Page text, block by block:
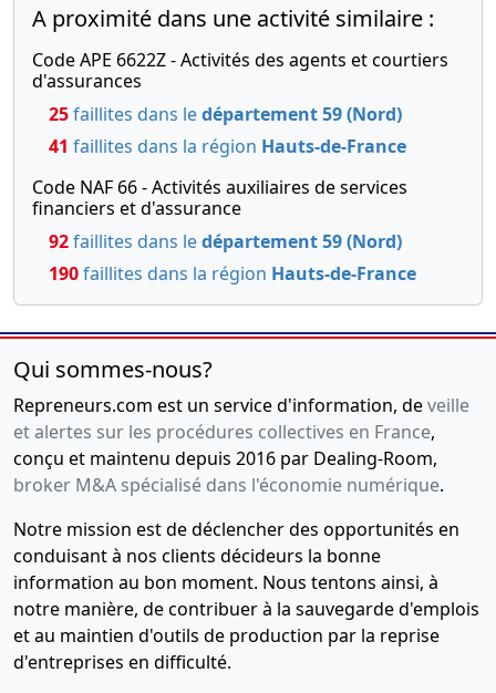
A proximité dans une activité similaire :
Code APE 6622Z - Activités des agents et courtiers
d'assurances
25faillites dans ledépartement 59 (Nord)
41 faillites dans la région Hauts-de-France
Code NAF 66 - Activités auxiliaires de services
financiers et d'assurance
92faillites dans ledépartement 59 (Nord)
190faillites dans la région Hauts-de-France
Qui sommes-nous?
Repreneurs.com est un service d'information, deveille
et alertes sur les procédures collectives en France,
conçu et maintenu depuis 2016 par Dealing-Room,
broker M&A spécialisé dans l'économie numérique.
Notre mission est de déclencher des opportunités en
conduisant à nos clients décideurs la bonne
information au bon moment. Nous tentons ainsi, à
notre manière, de contribuer à la sauvegarde d'emplois
et au maintien d'outils de production par la reprise
d'entreprises en difficulté.